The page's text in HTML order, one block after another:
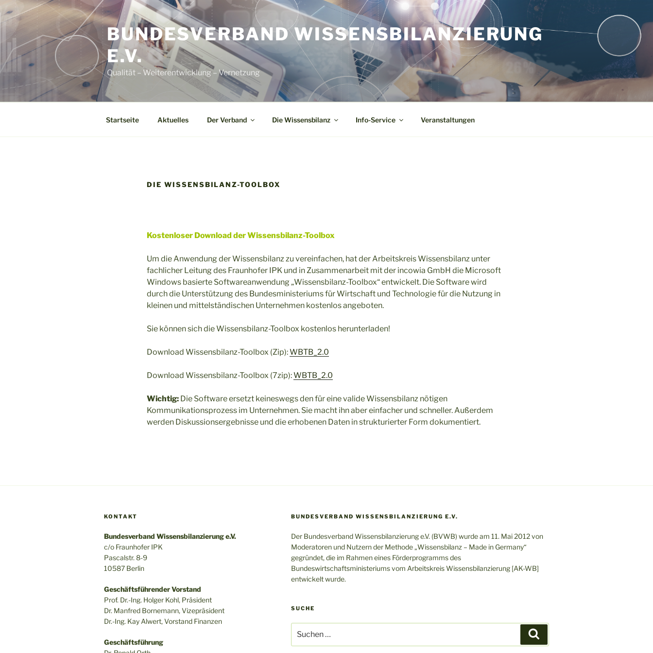
Inhalt
springen
BUNDESVERBAND WISSENSBILANZIERUNG
E.V.
Qualität – Weiterentwicklung – Vernetzung
Startseite Aktuelles Der Verband Die Wissensbilanz Info-Service Veranstaltungen
DIE WISSENSBILANZ-TOOLBOX
Kostenloser Download der Wissensbilanz-Toolbox
Um die Anwendung der Wissensbilanz zu vereinfachen, hat der Arbeitskreis Wissensbilanz unter
fachlicher Leitung des Fraunhofer IPK und in Zusammenarbeit mit der incowia GmbH die Microsoft
Windows basierte Softwareanwendung „Wissensbilanz-Toolbox“ entwickelt. Die Software wird
durch die Unterstützung des Bundesministeriums für Wirtschaft und Technologie für die Nutzung in
kleinen und mittelständischen Unternehmen kostenlos angeboten.
Sie können sich die Wissensbilanz-Toolbox kostenlos herunterladen!
Download Wissensbilanz-Toolbox (Zip):WBTB_2.0
Download Wissensbilanz-Toolbox (7zip):WBTB_2.0
Wichtig: Die Software ersetzt keineswegs den für eine valide Wissensbilanz nötigen
Kommunikationsprozess im Unternehmen. Sie macht ihn aber einfacher und schneller. Außerdem
werden Diskussionsergebnisse und die erhobenen Daten in strukturierter Form dokumentiert.
KONTAKT
Bundesverband Wissensbilanzierung e.V.
c/o Fraunhofer IPK
Pascalstr. 8-9
10587 Berlin
Geschäftsführender Vorstand
Prof. Dr.-Ing. Holger Kohl, Präsident
Dr. Manfred Bornemann, Vizepräsident
Dr.-Ing. Kay Alwert, Vorstand Finanzen
Geschäftsführung
BUNDESVERBAND WISSENSBILANZIERUNG E.V.
Der Bundesverband Wissensbilanzierung e.V. (BVWB) wurde am 11. Mai 2012 von
Moderatoren und Nutzern der Methode „Wissensbilanz – Made in Germany“
gegründet, die im Rahmen eines Förderprogramms des
Bundeswirtschaftsministeriums vom Arbeitskreis Wissensbilanzierung [AK-WB]
entwickelt wurde.
SUCHE
nach: